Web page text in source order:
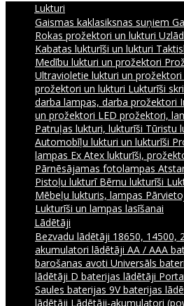
Lukturi
Gaismas kaklasiksnas suņiem
Rokas prožektori un lukturi
Kabatas lukturīši un lukturi
Medību lukturi un prožektori
Ultravioletie lukturi un prožektori
prožektori un lukturi Lukturīši
darba lampas, darba prožektori
un prožektori LED prožektori,
Patruļas lukturi, lukturīši Tūristu
Automobīļu lukturi un lukturīši
lampas Ex Atex lukturīši,
Pārnēsājamas fotolampas
Pistoļu lukturī Bērnu lukturīši
Mēbeļu lukturis, lampas
Lukturīši un lampas lasīšanai
Lādētāji
Bezvadu lādētāji 18650, 14500,
akumulatori lādētāji AA / AAA
barošanas avoti Universāls
lādētāji D baterijas lādētāji
Saules baterijas 9V baterijas
lādētāji Lādētāji-akumulatori